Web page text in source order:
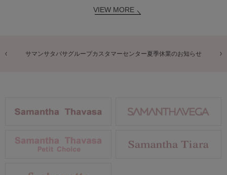
VIEW MORE
商品に関するお詫びとお知らせ